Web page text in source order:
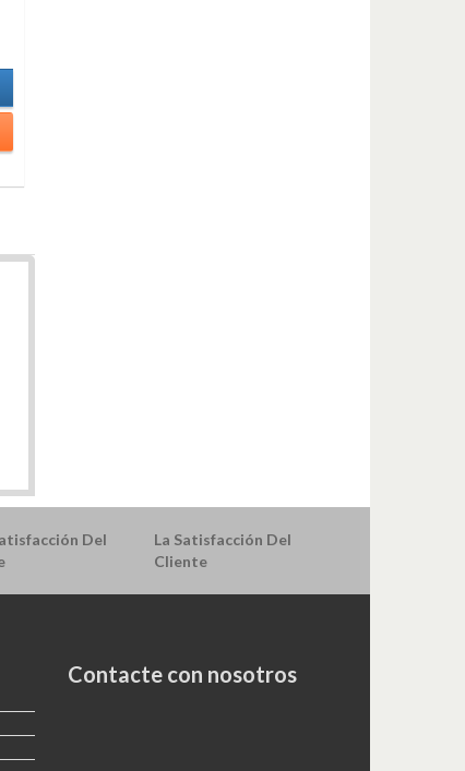
La Satisfacción Del
Cliente
Contacte con nosotros